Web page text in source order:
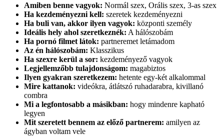
Amiben benne vagyok: Normál szex, Orális szex, 3-as szex
Ha kezdeményezni kell: szeretek kezdeményezni
Ha buli van, akkor ilyen vagyok: központi személy
Ideális hely ahol szeretkeznék: A hálószobám
Ha pornó filmet látok: partneremet letámadom
Az én hálószobám: Klasszikus
Ha szexre kerül a sor: kezdeményező vagyok
Legjellemzőbb tulajdonságom: magabiztos
Ilyen gyakran szeretkezem: hetente egy-két alkalommal
Mire kattanok: videókra, átlátszó ruhadarabra, kivillanó
combra
Mi a legfontosabb a másikban: hogy mindenre kapható
legyen
Mit szeretett bennem az előző partnerem: amilyen az
ágyban voltam vele